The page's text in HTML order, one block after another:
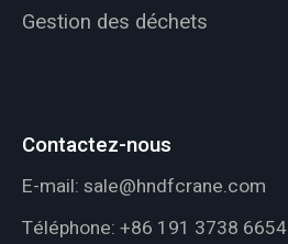
Gestion des déchets
Contactez-nous
E-mail: sale@hndfcrane.com
Téléphone: +86 191 3738 6654